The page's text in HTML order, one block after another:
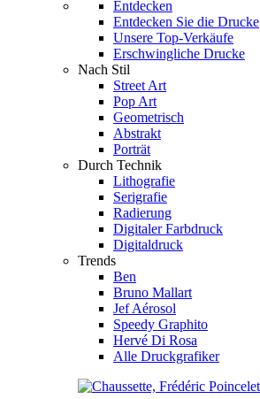
Entdecken
Entdecken Sie die Drucke
Unsere Top-Verkäufe
Erschwingliche Drucke
Nach Stil
Street Art
Pop Art
Geometrisch
Abstrakt
Porträt
Durch Technik
Lithografie
Serigrafie
Radierung
Digitaler Farbdruck
Digitaldruck
Trends
Ben
Bruno Mallart
Jef Aérosol
Speedy Graphito
Hervé Di Rosa
Alle Druckgrafiker